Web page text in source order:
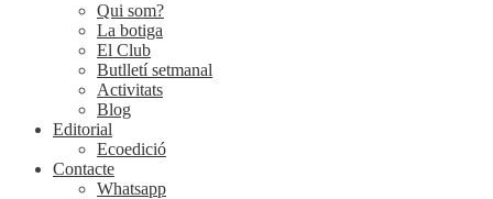
Qui som?
La botiga
El Club
Butlletí setmanal
Activitats
Blog
Editorial
Ecoedició
Contacte
Whatsapp